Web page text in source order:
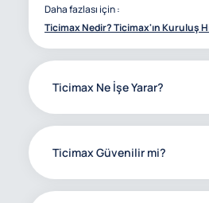
Daha fazlası için :
Ticimax Nedir? Ticimax'ın Kuruluş
Ticimax Ne İşe Yarar?
Ticimax Güvenilir mi?